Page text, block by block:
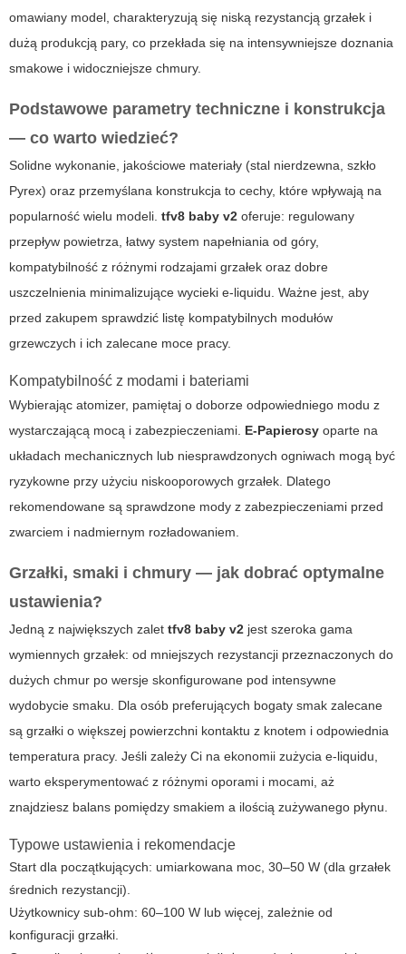
omawiany model, charakteryzują się niską rezystancją grzałek i
dużą produkcją pary, co przekłada się na intensywniejsze doznania
smakowe i widoczniejsze chmury.
Podstawowe parametry techniczne i konstrukcja
— co warto wiedzieć?
Solidne wykonanie, jakościowe materiały (stal nierdzewna, szkło
Pyrex) oraz przemyślana konstrukcja to cechy, które wpływają na
popularność wielu modeli. tfv8 baby v2 oferuje: regulowany
przepływ powietrza, łatwy system napełniania od góry,
kompatybilność z różnymi rodzajami grzałek oraz dobre
uszczelnienia minimalizujące wycieki e‑liquidu. Ważne jest, aby
przed zakupem sprawdzić listę kompatybilnych modułów
grzewczych i ich zalecane moce pracy.
Kompatybilność z modami i bateriami
Wybierając atomizer, pamiętaj o doborze odpowiedniego modu z
wystarczającą mocą i zabezpieczeniami. E-Papierosy oparte na
układach mechanicznych lub niesprawdzonych ogniwach mogą być
ryzykowne przy użyciu niskooporowych grzałek. Dlatego
rekomendowane są sprawdzone mody z zabezpieczeniami przed
zwarciem i nadmiernym rozładowaniem.
Grzałki, smaki i chmury — jak dobrać optymalne
ustawienia?
Jedną z największych zalet tfv8 baby v2 jest szeroka gama
wymiennych grzałek: od mniejszych rezystancji przeznaczonych do
dużych chmur po wersje skonfigurowane pod intensywne
wydobycie smaku. Dla osób preferujących bogaty smak zalecane
są grzałki o większej powierzchni kontaktu z knotem i odpowiednia
temperatura pracy. Jeśli zależy Ci na ekonomii zużycia e‑liquidu,
warto eksperymentować z różnymi oporami i mocami, aż
znajdziesz balans pomiędzy smakiem a ilością zużywanego płynu.
Typowe ustawienia i rekomendacje
Start dla początkujących: umiarkowana moc, 30–50 W (dla grzałek
średnich rezystancji).
Użytkownicy sub‑ohm: 60–100 W lub więcej, zależnie od
konfiguracji grzałki.